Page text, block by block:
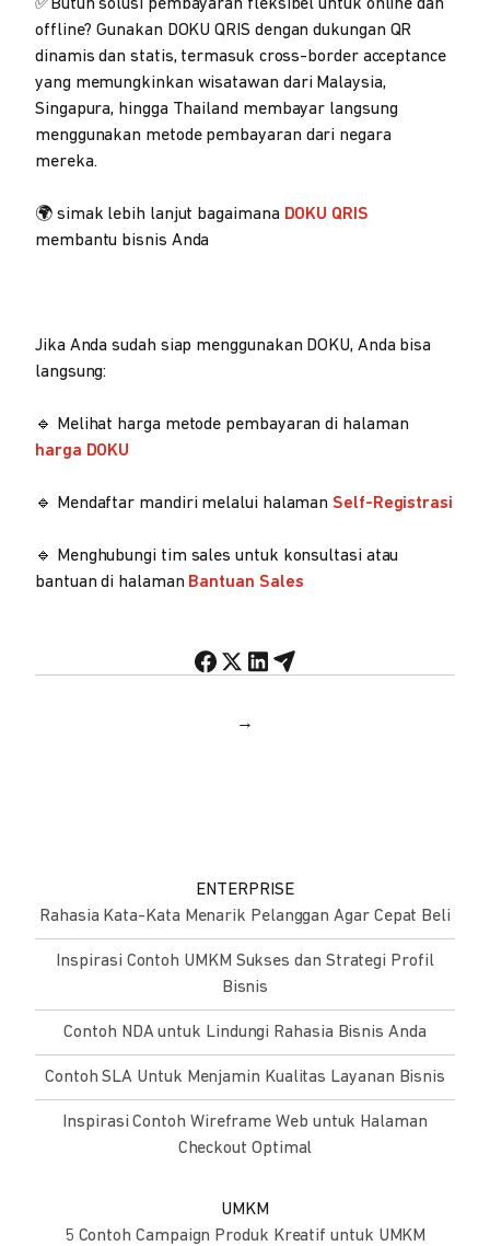
✅Butuh solusi pembayaran fleksibel untuk online dan
offline? Gunakan DOKU QRIS dengan dukungan QR
dinamis dan statis, termasuk cross-border acceptance
yang memungkinkan wisatawan dari Malaysia,
Singapura, hingga Thailand membayar langsung
menggunakan metode pembayaran dari negara
mereka.
🌍 simak lebih lanjut bagaimana DOKU QRIS
membantu bisnis Anda
Jika Anda sudah siap menggunakan DOKU, Anda bisa
langsung:
🔹 Melihat harga metode pembayaran di halaman
harga DOKU
🔹 Mendaftar mandiri melalui halaman Self-Registrasi
🔹 Menghubungi tim sales untuk konsultasi atau
bantuan di halaman Bantuan Sales
→
ENTERPRISE
Rahasia Kata-Kata Menarik Pelanggan Agar Cepat Beli
Inspirasi Contoh UMKM Sukses dan Strategi Profil
Bisnis
Contoh NDA untuk Lindungi Rahasia Bisnis Anda
Contoh SLA Untuk Menjamin Kualitas Layanan Bisnis
Inspirasi Contoh Wireframe Web untuk Halaman
Checkout Optimal
UMKM
5 Contoh Campaign Produk Kreatif untuk UMKM